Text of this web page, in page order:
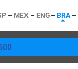
– MEX – ENG–BRA –